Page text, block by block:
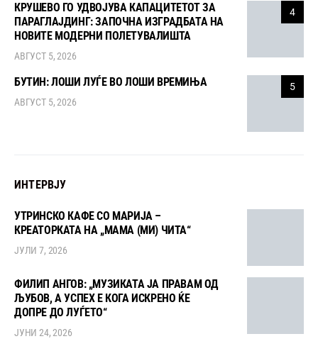
4
КРУШЕВО ГО УДВОЈУВА КАПАЦИТЕТОТ ЗА
ПАРАГЛАЈДИНГ: ЗАПОЧНА ИЗГРАДБАТА НА
НОВИТЕ МОДЕРНИ ПОЛЕТУВАЛИШТА
АВГУСТ 5, 2026
5
БУТИН: ЛОШИ ЛУЃЕ ВО ЛОШИ ВРЕМИЊА
АВГУСТ 5, 2026
ИНТЕРВЈУ
УТРИНСКО КАФЕ СО МАРИЈА –
КРЕАТОРКАТА НА „МАМА (МИ) ЧИТА“
ЈУЛИ 7, 2026
ФИЛИП АНГОВ: „МУЗИКАТА ЈА ПРАВАМ ОД
ЉУБОВ, А УСПЕХ Е КОГА ИСКРЕНО ЌЕ
ДОПРЕ ДО ЛУЃЕТО“
ЈУНИ 24, 2026